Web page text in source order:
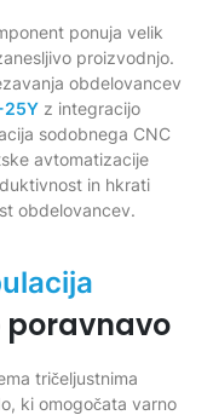
ponuja velik
proizvodnjo.
obdelovancev
25Y z integracijo
sodobnega CNC
avtomatizacije
in hkrati
obdelovancev.
poravnavo
tričeljustnima
ki omogočata varno